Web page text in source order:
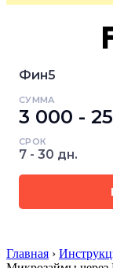
Фин5
СУММА
3 000 -
СРОК
7 - 30 дн.
Главная ›